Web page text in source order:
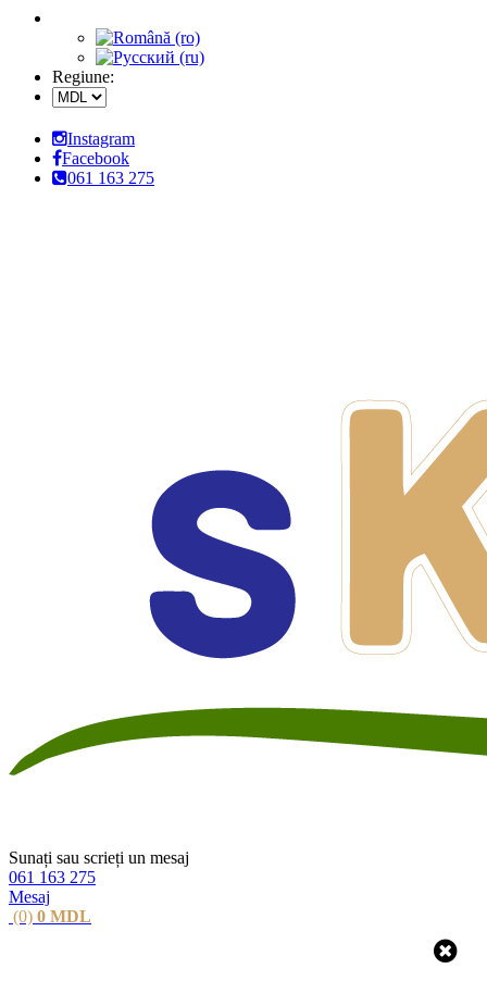
Regiune:
Instagram
Facebook
061 163 275
Sunați sau scrieți un mesaj
061 163 275
Mesaj
(0) 0 MDL